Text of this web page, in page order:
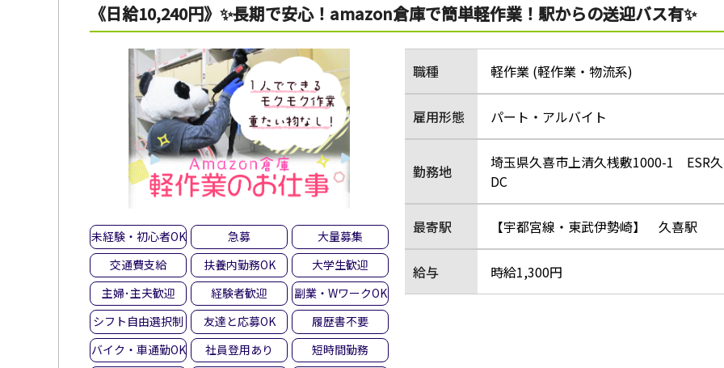
《日給10,240円》✨長期で安心！amazon倉庫で簡単軽作業！駅からの送迎バス有✨
未経験・初心者OK 急募
大量募集
交通費支給
扶養内勤務OK
大学生歓迎
主婦･主夫歓迎
経験者歓迎
副業・WワークOK
シフト自由選択制
友達と応募OK
履歴書不要
バイク・車通勤OK
社員登用あり
短時間勤務
職種 軽作業 (軽作業・物流系)
雇用形態 パート・アルバイト
勤務地
埼玉県久喜市上清久桟敷1000-1 ESR
DC
最寄駅 【宇都宮線・東武伊勢崎】 久喜駅
給与 時給1,300円